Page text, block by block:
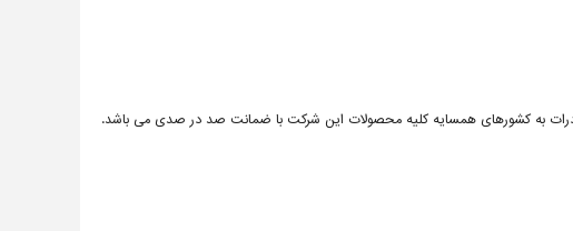
صادرات به کشورهای همسایه کلیه محصولات این شرکت با ضمانت صد در صدی می باشد.